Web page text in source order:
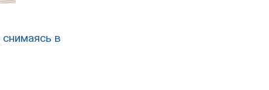
снимаясь в